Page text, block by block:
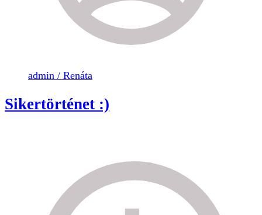
admin / Renáta
Sikertörténet :)